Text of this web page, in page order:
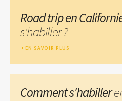
Road trip en
s'habiller ?
EN SAVOIR PLUS
Comment s'habiller